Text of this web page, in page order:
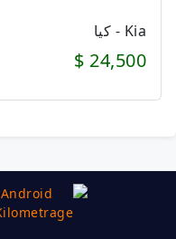
Kia - كيا
24,500 $